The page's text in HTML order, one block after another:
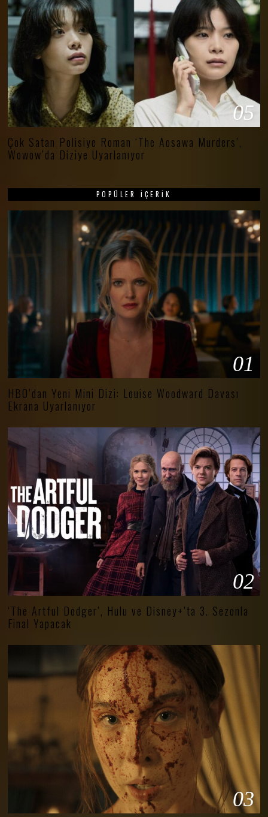
05
Çok Satan Polisiye Roman ‘The Aosawa Murders’,
Wowow’da Diziye Uyarlanıyor
POPÜLER İÇERIK
01
HBO’dan Yeni Mini Dizi: Louise Woodward Davası
Ekrana Uyarlanıyor
02
‘The Artful Dodger’, Hulu ve Disney+’ta 3. Sezonla
Final Yapacak
03